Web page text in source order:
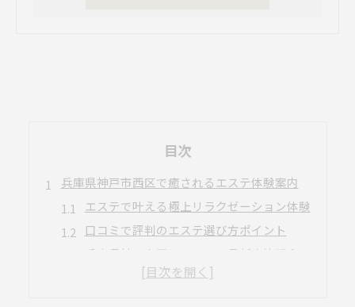
目次
兵庫県神戸市西区で癒されるエステ体験案内
エステで叶える極上リラクゼーション体験
口コミで評判のエステ選び方ポイント
兵庫県神戸市西区のエステ最新事情紹介
エステ体験で実感する心身の癒し効果